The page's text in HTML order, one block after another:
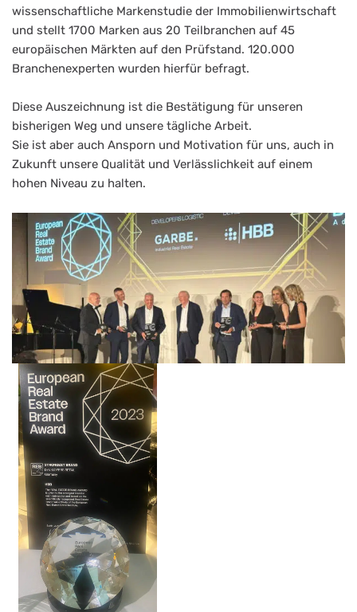
wissenschaftliche Markenstudie der Immobilienwirtschaft
und stellt 1700 Marken aus 20 Teilbranchen auf 45
europäischen Märkten auf den Prüfstand. 120.000
Branchenexperten wurden hierfür befragt.
Diese Auszeichnung ist die Bestätigung für unseren
bisherigen Weg und unsere tägliche Arbeit.
Sie ist aber auch Ansporn und Motivation für uns, auch in
Zukunft unsere Qualität und Verlässlichkeit auf einem
hohen Niveau zu halten.